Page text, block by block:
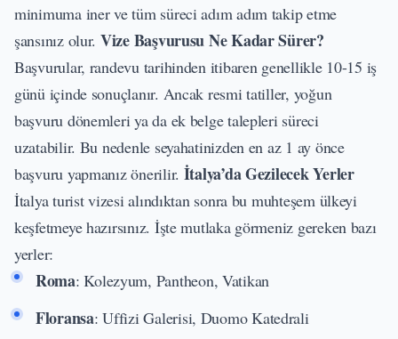
minimuma iner ve tüm süreci adım adım takip etme
şansınız olur. Vize Başvurusu Ne Kadar Sürer?
Başvurular, randevu tarihinden itibaren genellikle 10-15 iş
günü içinde sonuçlanır. Ancak resmi tatiller, yoğun
başvuru dönemleri ya da ek belge talepleri süreci
uzatabilir. Bu nedenle seyahatinizden en az 1 ay önce
başvuru yapmanız önerilir. İtalya’da Gezilecek Yerler
İtalya turist vizesi alındıktan sonra bu muhteşem ülkeyi
keşfetmeye hazırsınız. İşte mutlaka görmeniz gereken bazı
yerler:
Roma: Kolezyum, Pantheon, Vatikan
Floransa: Uffizi Galerisi, Duomo Katedrali